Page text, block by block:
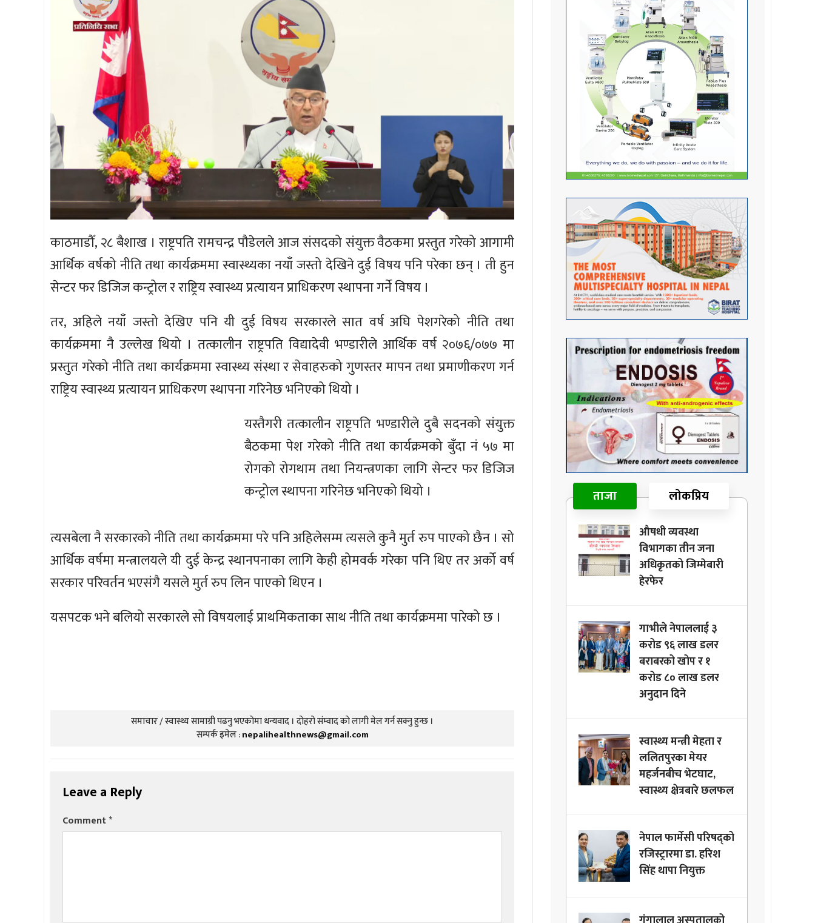
काठमाडौँ, २८ बैशाख । राष्ट्रपति रामचन्द्र पौडेलले आज संसदको संयुक्त वैठकमा प्रस्तुत गरेको आगामी
आर्थिक वर्षको नीति तथा कार्यक्रममा स्वास्थ्यका नयाँ जस्तो देखिने दुई विषय पनि परेका छन् । ती हुन
सेन्टर फर डिजिज कन्ट्रोल र राष्ट्रिय स्वास्थ्य प्रत्यायन प्राधिकरण स्थापना गर्ने विषय ।
तर, अहिले नयाँ जस्तो देखिए पनि यी दुई विषय सरकारले सात वर्ष अघि पेशगरेको नीति तथा
कार्यक्रममा नै उल्लेख थियो । तत्कालीन राष्ट्रपति विद्यादेवी भण्डारीले आर्थिक वर्ष २०७६/०७७ मा
प्रस्तुत गरेको नीति तथा कार्यक्रममा स्वास्थ्य संस्था र सेवाहरुको गुणस्तर मापन तथा प्रमाणीकरण गर्न
राष्ट्रिय स्वास्थ्य प्रत्यायन प्राधिकरण स्थापना गरिनेछ भनिएको थियो ।
यस्तैगरी तत्कालीन राष्ट्रपति भण्डारीले दुबै सदनको संयुक्त
बैठकमा पेश गरेको नीति तथा कार्यक्रमको बुँदा नं ५७ मा
रोगको रोगथाम तथा नियन्त्रणका लागि सेन्टर फर डिजिज
कन्ट्रोल स्थापना गरिनेछ भनिएको थियो ।
त्यसबेला नै सरकारको नीति तथा कार्यक्रममा परे पनि अहिलेसम्म त्यसले कुनै मुर्त रुप पाएको छैन । सो
आर्थिक वर्षमा मन्त्रालयले यी दुई केन्द्र स्थानपनाका लागि केही होमवर्क गरेका पनि थिए तर अर्को वर्ष
सरकार परिवर्तन भएसंगै यसले मुर्त रुप लिन पाएको थिएन ।
यसपटक भने बलियो सरकारले सो विषयलाई प्राथमिकताका साथ नीति तथा कार्यक्रममा पारेको छ ।
समाचार / स्वास्थ्य सामाग्री पढनु भएकोमा धन्यवाद । दोहरो संम्वाद को लागी मेल गर्न सक्नु हुन्छ ।
सम्पर्क इमेल :nepalihealthnews@gmail.com
Leave a Reply
Comment*
ताजा लोकप्रिय
औषधी व्यवस्था
विभागका तीन जना
अधिकृतको जिम्मेबारी
हेरफेर
गाभीले नेपाललाई ३
करोड ९६ लाख डलर
बराबरको खोप र १
करोड ८० लाख डलर
अनुदान दिने
स्वास्थ्य मन्त्री मेहता र
ललितपुरका मेयर
महर्जनबीच भेटघाट,
स्वास्थ्य क्षेत्रबारे छलफल
नेपाल फार्मेसी परिषद्को
रजिस्ट्रारमा डा. हरिश
सिंह थापा नियुक्त